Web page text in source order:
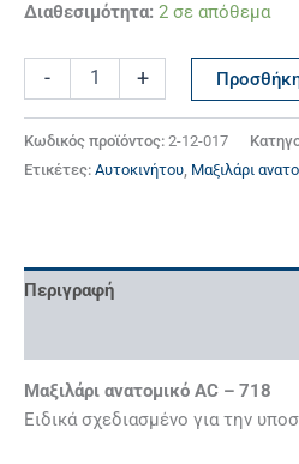
Διαθεσιμότητα: 2 σε απόθεμα
- +
Κωδικός προϊόντος: 2-12-017
Ετικέτες: Αυτοκινήτου Μαξιλάρι
Περιγραφή
Μαξιλάρι ανατομικό AC – 718
Ειδικά σχεδιασμένο για την